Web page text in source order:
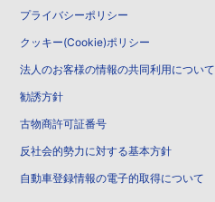
プライバシーポリシー
クッキー(Cookie)ポリシー
法人のお客様の情報の共同利用について
勧誘方針
古物商許可証番号
反社会的勢力に対する基本方針
自動車登録情報の電子的取得について